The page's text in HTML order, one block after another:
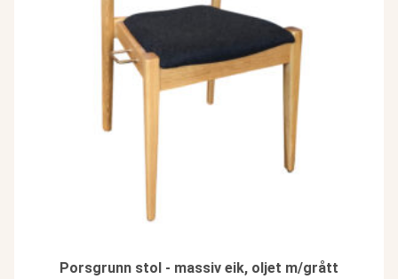
Porsgrunn stol - massiv eik, oljet m/grått